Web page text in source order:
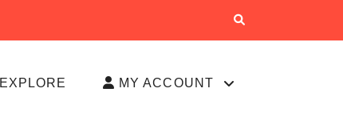
EXPLORE MY ACCOUNT